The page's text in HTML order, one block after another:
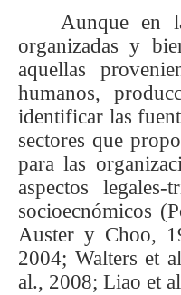
Aunque en
organizadas y
aquellas
humanos,
identificar las
sectores que
para las
aspectos
socioecnómicos
Auster y Choo,
2004; Walters et
al., 2008; Liao et